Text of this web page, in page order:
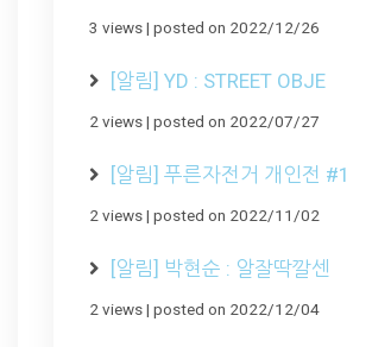
3 views| posted on 2022/12/26
[알림] YD : STREET OBJE
2 views| posted on 2022/07/27
[알림] 푸른자전거 개인전 #1
2 views| posted on 2022/11/02
[알림] 박현순 : 알잘딱깔센
2 views| posted on 2022/12/04